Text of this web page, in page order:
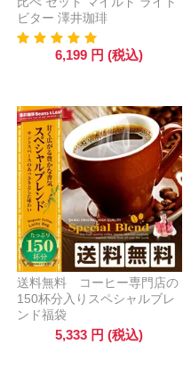
ビター 澤井珈琲
6,199 円 (税込)
送料無料 コーヒー専門店の
150杯分入りスペシャルブレ
ンド福袋
5,333 円 (税込)